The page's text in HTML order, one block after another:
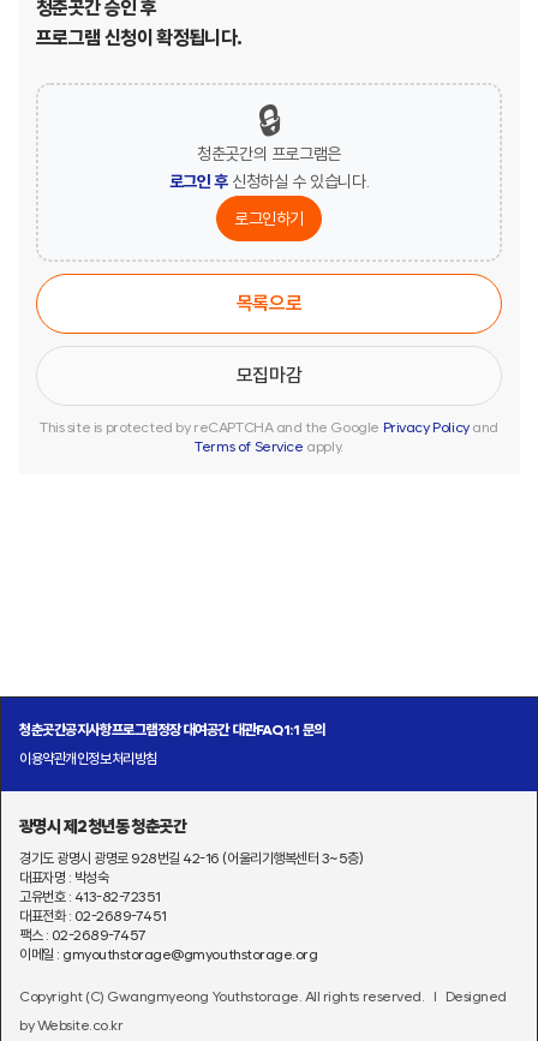
청춘곳간 승인 후
프로그램 신청이 확정됩니다.
🔒
청춘곳간의 프로그램은
로그인 후신청하실 수 있습니다.
로그인하기
목록으로
This site is protected by reCAPTCHA and the Google Privacy Policyand
Terms of Service apply.
청춘곳간공지사항프로그램정장 대여공간 대관FAQ1:1 문의
이용약관개인정보처리방침
광명시 제2청년동 청춘곳간
경기도 광명시 광명로 928번길 42-16 (어울리기행복센터 3~5층)
대표자명 : 박성숙
고유번호 : 413-82-72351
대표전화 : 02-2689-7451
팩스 : 02-2689-7457
이메일 : gmyouthstorage@gmyouthstorage.org
Copyright (C) Gwangmyeong Youthstorage. All rights reserved.
l Designed
by Website.co.kr